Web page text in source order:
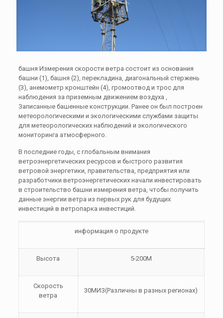
башня Измерения скорости ветра состоит из основания
башни (1), башня (2), перекладина, диагональный стержень
(3), анемометр кронштейн (4), громоотвод и трос для
наблюдения за приземным движением воздуха ,
Записанные башенные конструкции. Ранее он был построен
метеорологическими и экологическими службами защиты
для метеорологических наблюдений и экологического
мониторинга атмосферного.
В последние годы, с глобальным внимания
ветроэнергетических ресурсов и быстрого развития
ветровой энергетики, правительства, предприятия или
разработчики ветроэнергетических начали инвестировать
в строительство башни измерения ветра, чтобы получить
данные энергии ветра из первых рук для будущих
инвестиций в ветропарка инвестиций.
информация о продукте
Высота 5-200M
Скорость
ветра
30МИЗ(Различны в разных регионах)